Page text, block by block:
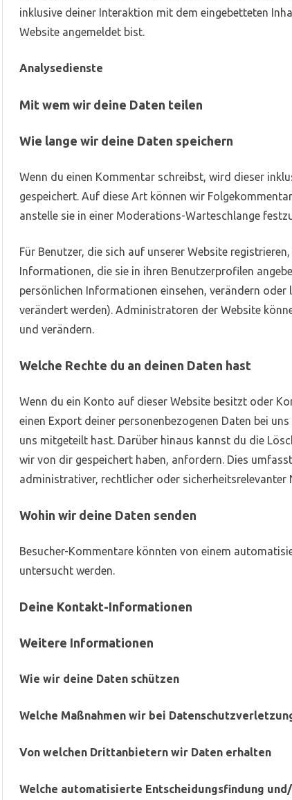
inklusive deiner Interaktion mit dem eingebetteten
Website angemeldet bist.
Analysedienste
Mit wem wir deine Daten teilen
Wie lange wir deine Daten speichern
Wenn du einen Kommentar schreibst, wird dieser
gespeichert. Auf diese Art können wir
anstelle sie in einer Moderations-Warteschlange
Für Benutzer, die sich auf unserer Website
Informationen, die sie in ihren Benutzerprofilen
persönlichen Informationen einsehen, verändern
verändert werden). Administratoren der Website
und verändern.
Welche Rechte du an deinen Daten hast
Wenn du ein Konto auf dieser Website besitzt oder
einen Export deiner personenbezogenen Daten bei
uns mitgeteilt hast. Darüber hinaus kannst du die
wir von dir gespeichert haben, anfordern. Dies
administrativer, rechtlicher oder sicherheitsrelevanter
Wohin wir deine Daten senden
Besucher-Kommentare könnten von einem
untersucht werden.
Deine Kontakt-Informationen
Weitere Informationen
Wie wir deine Daten schützen
Welche Maßnahmen wir bei
Von welchen Drittanbietern wir Daten erhalten
Welche automatisierte Entscheidungsfindung